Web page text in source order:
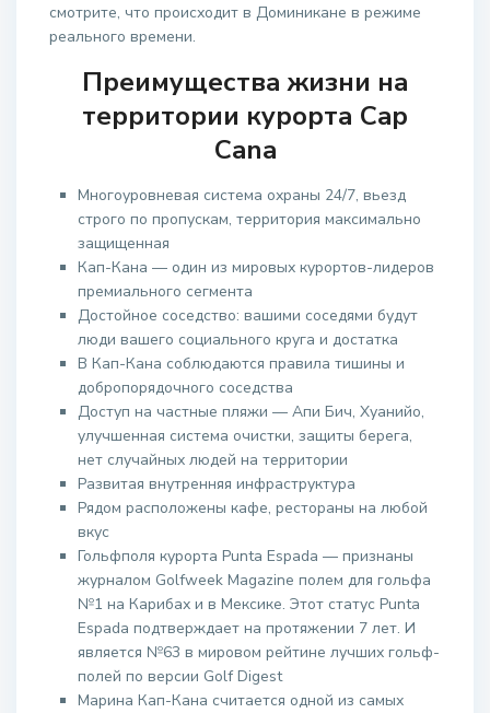
смотрите, что происходит в Доминикане в режиме
реального времени.
Преимущества жизни на
территории курорта Cap
Cana
Многоуровневая система охраны 24/7, вьезд
строго по пропускам, территория максимально
защищенная
Кап-Кана — один из мировых курортов-лидеров
премиального сегмента
Достойное соседство: вашими соседями будут
люди вашего социального круга и достатка
В Кап-Кана соблюдаются правила тишины и
добропорядочного соседства
Доступ на частные пляжи — Апи Бич, Хуанийо,
улучшенная система очистки, защиты берега,
нет случайных людей на территории
Развитая внутренняя инфраструктура
Рядом расположены кафе, рестораны на любой
вкус
Гольфполя курорта Punta Espada — признаны
журналом Golfweek Magazine полем для гольфа
№1 на Карибах и в Мексике. Этот статус Punta
Espada подтверждает на протяжении 7 лет. И
является №63 в мировом рейтине лучших гольф-
полей по версии Golf Digest
Марина Кап-Кана считается одной из самых